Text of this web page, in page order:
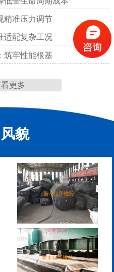
缝
Z型桥梁伸缩缝
精准压力调节
适配复杂工况
筑牢性能根基
更多
貌